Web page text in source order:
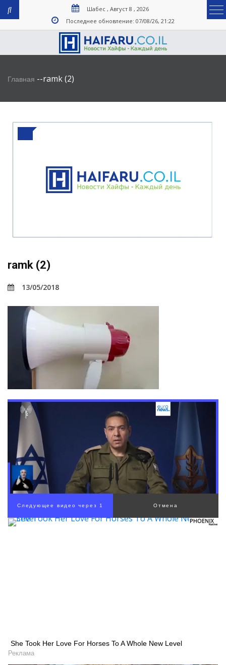
Шабес , Август 8 , 2026
Последнее обновление: 07/08/26, 21:22
Главная --ramk (2)
ramk (2)
13/05/2018
She Took Her Love For Horses To A Whole New Level
Реклама